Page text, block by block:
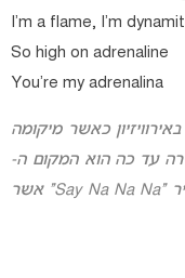
I’m a flame, I’m
So high on adrenaline
You’re my adrenalina
סאן מרינו באירוויזיון כאשר מיקומה
עד כה הוא המקום ה-
19 אשר ניתן לה באירוויזיון 2019 עבור השיר “Say Na Na Na” אשר